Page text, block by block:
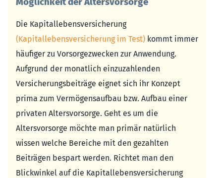
Die Kapitallebensversicherung
(Kapitallebensversicherung im Test) kommt immer
häufiger zu Vorsorgezwecken zur Anwendung.
Aufgrund der monatlich einzuzahlenden
Versicherungsbeiträge eignet sich ihr Konzept
prima zum Vermögensaufbau bzw. Aufbau einer
privaten Altersvorsorge. Geht es um die
Altersvorsorge möchte man primär natürlich
wissen welche Bereiche mit den gezahlten
Beiträgen bespart werden. Richtet man den
Blickwinkel auf die Kapitallebensversicherung